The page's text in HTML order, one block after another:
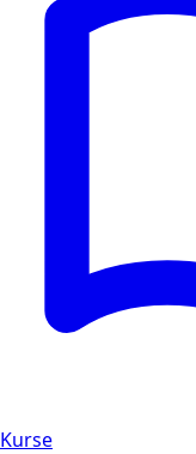
Kurse